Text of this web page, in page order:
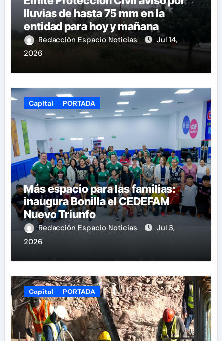
lluvias de hasta 75 mm en la
entidad para hoy y mañana
Redacción Espacio Noticias
Jul 14,
2026
Capital PORTADA
Más espacio para las familias:
inaugura Bonilla el CEDEFAM
Nuevo Triunfo
Redacción Espacio Noticias
Jul 3,
2026
Capital PORTADA